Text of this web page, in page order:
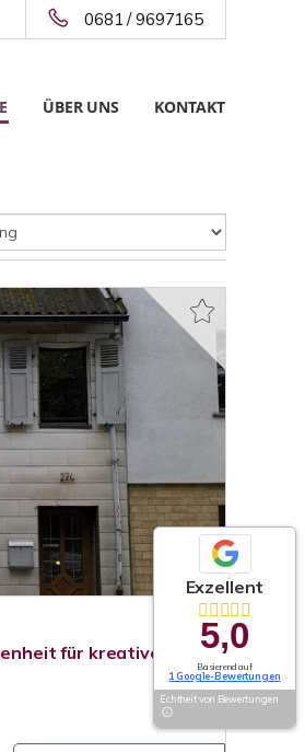
0681 / 9697165
ÜBER UNS KONTAKT
für kreative
Exzellent
5,0
Basierend auf
1 Google-Bewertungen
Echtheit von Bewertungen